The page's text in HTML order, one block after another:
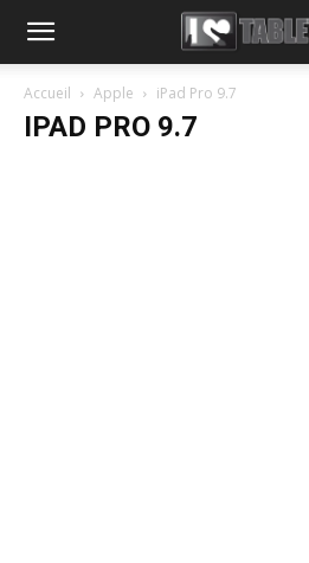
Accueil Apple iPad Pro 9.7
IPAD PRO 9.7